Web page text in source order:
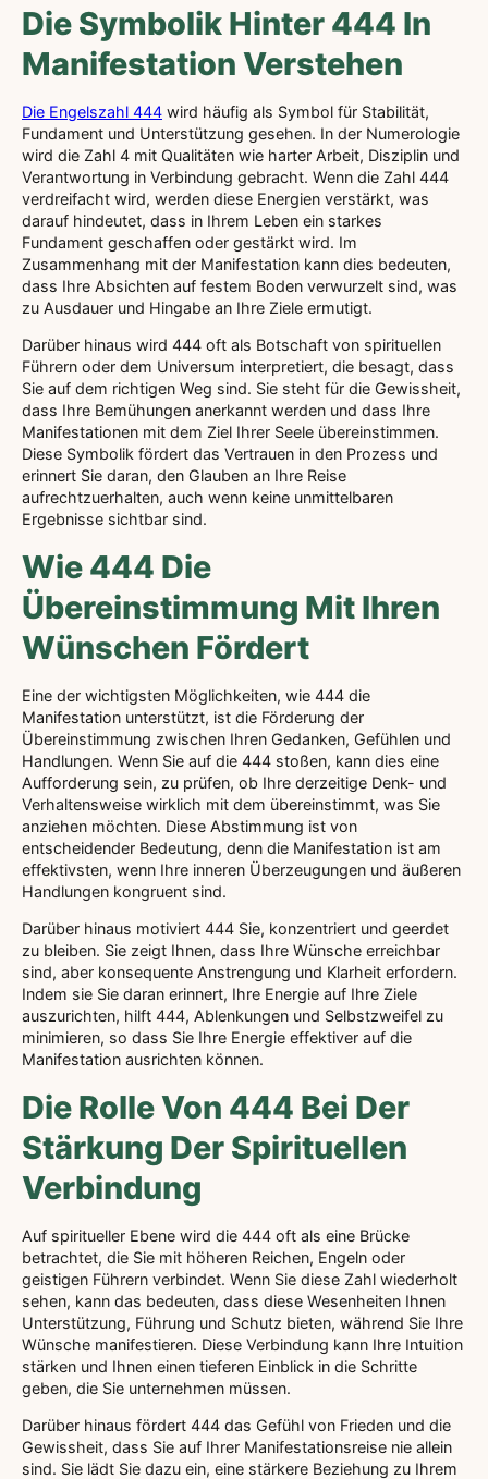
Die Symbolik Hinter 444 In
Manifestation Verstehen
Die Engelszahl 444 wird häufig als Symbol für Stabilität,
Fundament und Unterstützung gesehen. In der Numerologie
wird die Zahl 4 mit Qualitäten wie harter Arbeit, Disziplin und
Verantwortung in Verbindung gebracht. Wenn die Zahl 444
verdreifacht wird, werden diese Energien verstärkt, was
darauf hindeutet, dass in Ihrem Leben ein starkes
Fundament geschaffen oder gestärkt wird. Im
Zusammenhang mit der Manifestation kann dies bedeuten,
dass Ihre Absichten auf festem Boden verwurzelt sind, was
zu Ausdauer und Hingabe an Ihre Ziele ermutigt.
Darüber hinaus wird 444 oft als Botschaft von spirituellen
Führern oder dem Universum interpretiert, die besagt, dass
Sie auf dem richtigen Weg sind. Sie steht für die Gewissheit,
dass Ihre Bemühungen anerkannt werden und dass Ihre
Manifestationen mit dem Ziel Ihrer Seele übereinstimmen.
Diese Symbolik fördert das Vertrauen in den Prozess und
erinnert Sie daran, den Glauben an Ihre Reise
aufrechtzuerhalten, auch wenn keine unmittelbaren
Ergebnisse sichtbar sind.
Wie 444 Die
Übereinstimmung Mit Ihren
Wünschen Fördert
Eine der wichtigsten Möglichkeiten, wie 444 die
Manifestation unterstützt, ist die Förderung der
Übereinstimmung zwischen Ihren Gedanken, Gefühlen und
Handlungen. Wenn Sie auf die 444 stoßen, kann dies eine
Aufforderung sein, zu prüfen, ob Ihre derzeitige Denk- und
Verhaltensweise wirklich mit dem übereinstimmt, was Sie
anziehen möchten. Diese Abstimmung ist von
entscheidender Bedeutung, denn die Manifestation ist am
effektivsten, wenn Ihre inneren Überzeugungen und äußeren
Handlungen kongruent sind.
Darüber hinaus motiviert 444 Sie, konzentriert und geerdet
zu bleiben. Sie zeigt Ihnen, dass Ihre Wünsche erreichbar
sind, aber konsequente Anstrengung und Klarheit erfordern.
Indem sie Sie daran erinnert, Ihre Energie auf Ihre Ziele
auszurichten, hilft 444, Ablenkungen und Selbstzweifel zu
minimieren, so dass Sie Ihre Energie effektiver auf die
Manifestation ausrichten können.
Die Rolle Von 444 Bei Der
Stärkung Der Spirituellen
Verbindung
Auf spiritueller Ebene wird die 444 oft als eine Brücke
betrachtet, die Sie mit höheren Reichen, Engeln oder
geistigen Führern verbindet. Wenn Sie diese Zahl wiederholt
sehen, kann das bedeuten, dass diese Wesenheiten Ihnen
Unterstützung, Führung und Schutz bieten, während Sie Ihre
Wünsche manifestieren. Diese Verbindung kann Ihre Intuition
stärken und Ihnen einen tieferen Einblick in die Schritte
geben, die Sie unternehmen müssen.
Darüber hinaus fördert 444 das Gefühl von Frieden und die
Gewissheit, dass Sie auf Ihrer Manifestationsreise nie allein
sind. Sie lädt Sie dazu ein, eine stärkere Beziehung zu Ihrem